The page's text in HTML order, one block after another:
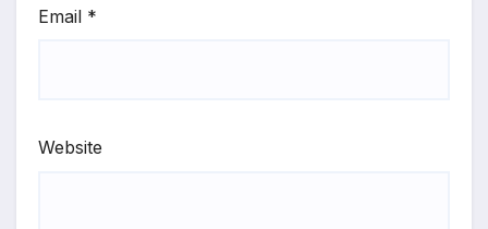
Email *
Website